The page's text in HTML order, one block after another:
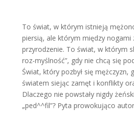
To świat, w którym istnieją
piersią, ale którym między nogami
przyrodzenie. To świat, w którym
roz-myślność”, gdy nie chcą się
Świat, który pozbył się mężczyzn,
światem siejąc zamęt i konflikty
Dlaczego nie powstały nigdy
„ped^^fil”? Pyta prowokująco